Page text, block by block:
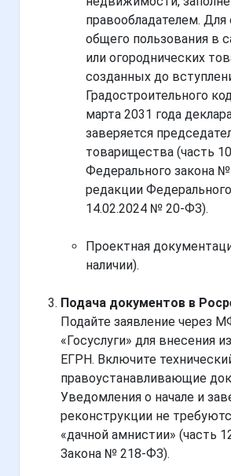
правообладателем. Для
общего пользования в
или огороднических
созданных до
Градостроительного
марта 2031 года
заверяется
товарищества (часть
Федерального закона
редакции
14.02.2024 № 20-ФЗ).
Проектная
наличии).
Подача документов в
Подайте заявление через
«Госуслуги» для внесения
ЕГРН. Включите
правоустанавливающие
Уведомления о начале и
реконструкции не
«дачной амнистии» (часть
Закона № 218-ФЗ).